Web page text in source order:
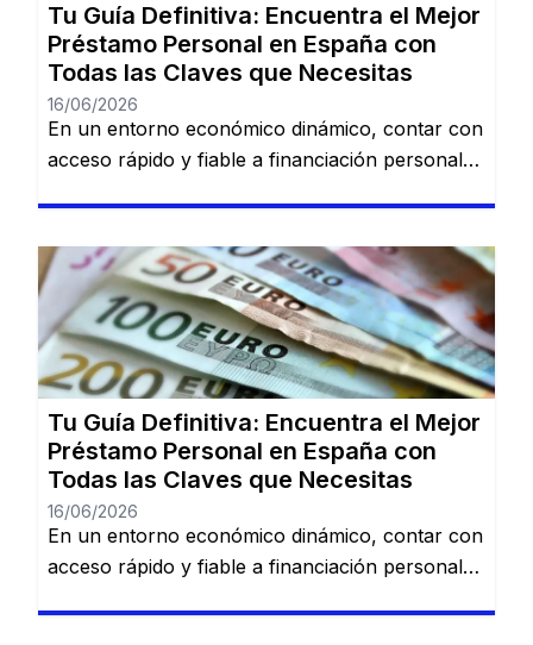
Tu Guía Definitiva: Encuentra el Mejor
Préstamo Personal en España con
Todas las Claves que Necesitas
16/06/2026
En un entorno económico dinámico, contar con
acceso rápido y fiable a financiación personal
largamente esperados, tener la información
adecuada sobre préstamos disponibles puede
marcar la diferencia. En esta guía, descubrirás
los mejores préstamos personales del mercado
español: Dineti, BBVA Préstamo Personal,
Cofidis, […]
Tu Guía Definitiva: Encuentra el Mejor
Préstamo Personal en España con
Todas las Claves que Necesitas
16/06/2026
En un entorno económico dinámico, contar con
acceso rápido y fiable a financiación personal